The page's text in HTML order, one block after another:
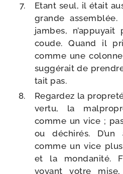
Etant seul, il était
grande
jambes,
coude. Quand il
comme une
sug­gé­rait de
tait pas.
Regardez la
ver­tu, la
comme un vice ;
ou déchi­rés.
comme un vice
et la mon­da­ni­té.
voyant votre